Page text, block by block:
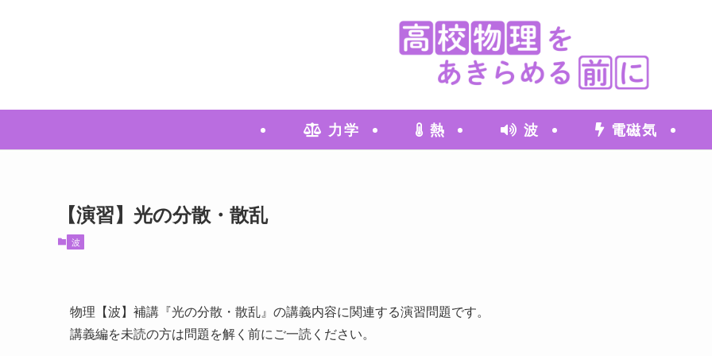
力学 熱 波 電磁気
【演習】光の分散・散乱
波
物理【波】補講『光の分散・散乱』の講義内容に関連する演習問題です。
講義編を未読の方は問題を解く前にご一読ください。